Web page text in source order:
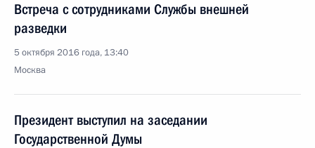
Встреча с сотрудниками Службы внешней
разведки
5 октября 2016 года, 13:40
Москва
Президент выступил на заседании
Государственной Думы